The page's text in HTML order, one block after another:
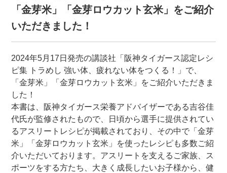
「金芽米」「金芽ロウカット玄米」をご紹介
いただきました！
2024年5月17日発売の講談社「阪神タイガース認定レシ
ピ集 トラめし 強い体、疲れない体をつくる！」で、
「金芽米」「金芽ロウカット玄米」をご紹介いただきま
した！
本書は、阪神タイガース栄養アドバイザーである吉谷佳
代氏が監修されたもので、日頃から選手に提供されてい
るアスリートレシピが掲載されており、その中で「金芽
米」「金芽ロウカット玄米」を使ったレシピも多数ご紹
介いただいております。アスリートを支えるご家族、ス
ポーツをする方たち、大きく成長したいお子様から、健